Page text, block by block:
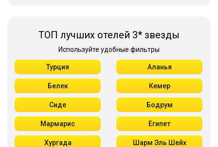
ТОП лучших отелей 3* звезды
Используйте удобные фильтры
Турция Аланья
Белек Кемер
Сиде Бодрум
Мармарис Египет
Хургада Шарм Эль Шейх